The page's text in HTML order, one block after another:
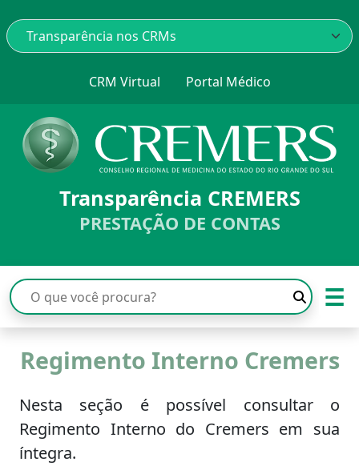
CRM Virtual Portal Médico
Transparência CREMERS
PRESTAÇÃO DE CONTAS
☰
Regimento Interno Cremers
Nesta seção é possível consultar o
Regimento Interno do Cremers em sua
íntegra.